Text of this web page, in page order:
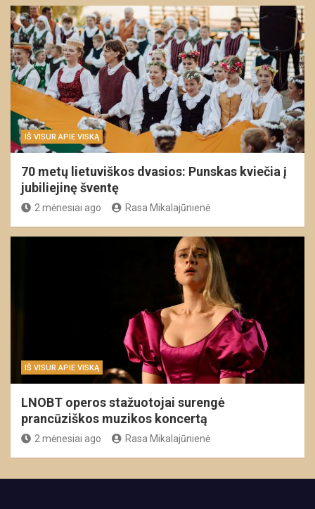
IŠ VISUR APIE VISKĄ
70 metų lietuviškos dvasios: Punskas kviečia į
jubiliejinę šventę
2 mėnesiai ago Rasa Mikalajūnienė
IŠ VISUR APIE VISKĄ
LNOBT operos stažuotojai surengė
prancūziškos muzikos koncertą
2 mėnesiai ago Rasa Mikalajūnienė